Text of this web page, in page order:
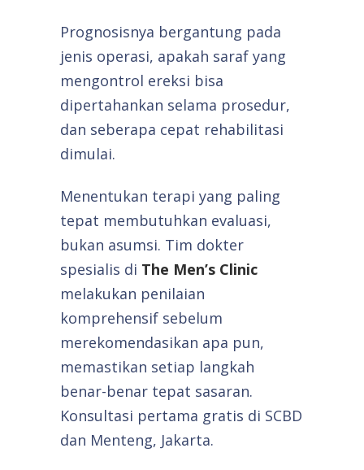
Prognosisnya bergantung pada
jenis operasi, apakah saraf yang
mengontrol ereksi bisa
dipertahankan selama prosedur,
dan seberapa cepat rehabilitasi
dimulai.
Menentukan terapi yang paling
tepat membutuhkan evaluasi,
bukan asumsi. Tim dokter
spesialis di The Men’s Clinic
melakukan penilaian
komprehensif sebelum
merekomendasikan apa pun,
memastikan setiap langkah
benar-benar tepat sasaran.
Konsultasi pertama gratis di SCBD
dan Menteng, Jakarta.